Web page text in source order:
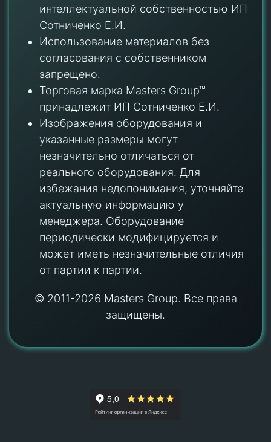
интеллектуальной собственностью ИП
Сотниченко Е.И.
Использование материалов без
согласования с собственником
запрещено.
Торговая марка Masters Group™
принадлежит ИП Сотниченко Е.И.
Изображения оборудования и
указанные размеры могут
незначительно отличаться от
реального оборудования. Для
избежания недопонимания, уточняйте
актуальную информацию у
менеджера. Оборудование
периодически модифицируется и
может иметь незначительные отличия
от партии к партии.
© 2011-2026 Masters Group. Все права
защищены.